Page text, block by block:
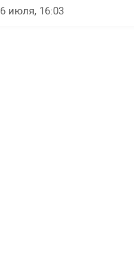
6 июля, 16:03